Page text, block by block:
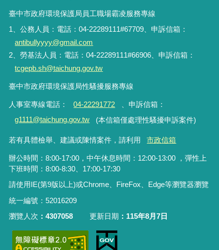
臺中市政府環境保護局員工職場霸凌服務專線
1、公務人員：電話：04-22289111#67709、申訴信箱：
antibullyyyy@gmail.com
2、勞基法人員：電話：04-22289111#66906、申訴信箱：
tcgepb.sh@taichung.gov.tw
臺中市政府環境保護局性騷擾服務專線
人事室專線電話： 04-22291772 、申訴信箱 ：
g1111@taichung.gov.tw
(本信箱僅處理性騷擾申訴案件)
若有具體檢舉、建議或陳情案件，請利用 市政信箱
辦公時間：8:00-17:00，中午休息時間：12:00-13:00 ，彈性上
下班時間：8:00-8:30、17:00-17:30
請使用IE(第9版以上)或Chrome、FireFox、Edge等瀏覽器瀏覽
統一編號：52016209
瀏覽人次
4307058 更新日期 115年8月7日